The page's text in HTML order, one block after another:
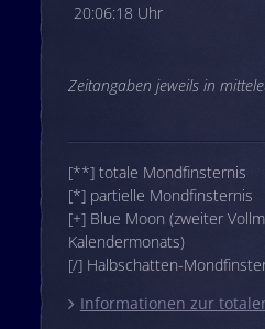
20:06:18 Uhr
Zeitangaben jeweils in
[**] totale Mondfinsternis
[*] partielle Mondfinsternis
[+] Blue Moon (zweiter
Kalendermonats)
[/] Halbschatten-
Informationen zur